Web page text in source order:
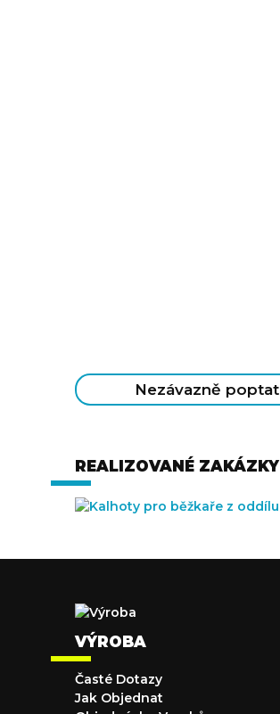
Nezávazně poptat
REALIZOVANÉ ZAKÁZKY
VÝROBA
Časté Dotazy
Jak Objednat